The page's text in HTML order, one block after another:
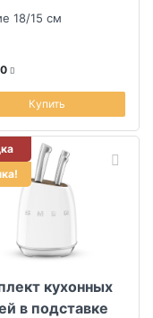
18/15 см
Купить
кухонных
в подставке